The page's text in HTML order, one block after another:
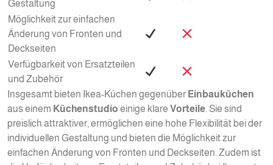
Gestaltung
Möglichkeit zur einfachen
Änderung von Fronten und
Deckseiten
Verfügbarkeit von Ersatzteilen
und Zubehör
Insgesamt bieten Ikea-Küchen gegenüber Einbauküchen
aus einem Küchenstudio einige klare Vorteile. Sie sind
preislich attraktiver, ermöglichen eine hohe Flexibilität bei der
individuellen Gestaltung und bieten die Möglichkeit zur
einfachen Änderung von Fronten und Deckseiten. Zudem ist